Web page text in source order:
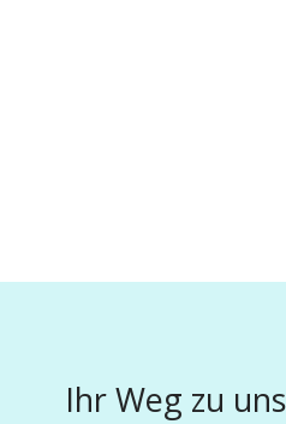
Ihr Weg zu uns